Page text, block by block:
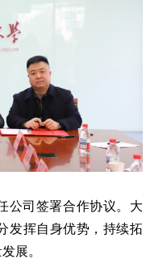
公司签署合作协议。大
发挥自身优势，持续拓
展。